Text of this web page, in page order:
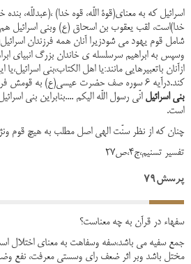
اسرائیل که به معنای(قوة اللّه، قوه خدا) ،(عبدللّه، بنده
خدا)است، لقب یعقوب بن اسحاق (ع) وبنی اسرائیل
شامل قوم یهود می شودزیرا آنان همه فرزندان
وسپس به ابراهیم سرسلسله ی خاندان بزرگ انبیای
ازآنان باتعبیرهایی مانند:یا اهل الکتاب،بنی
کند.درآیه 6 سوره صف حضرت عیسی(ع) به قومش فرمود: واذ قال عیسی بن مریم
بنی اسرائیل انّی رسول اللّه الیکم ....بنابراین بنی
است.
چنان که از نظر سنّت الهی اصل مطلب به هیچ قوم
تفسیر تسنیم،ج4،ص27
پرسش79
سفهاء در قرآن به چه معناست؟
جمع سفیه می باشد،سفه وسفاهت به معنای اختلال
مختل باشد وبر اثر ضعف رای وسستی معرفت، نفع